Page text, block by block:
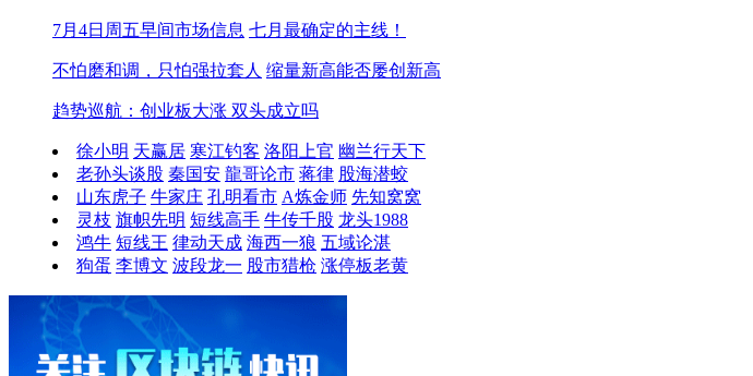
7月4日周五早间市场信息 七月最确定的主线！
不怕磨和调，只怕强拉套人 缩量新高能否屡创新高
趋势巡航：创业板大涨 双头成立吗
徐小明 天赢居 寒江钓客 洛阳上官 幽兰行天下
老孙头谈股 秦国安 龍哥论市 蒋律 股海潜蛟
山东虎子 牛家庄 孔明看市 A炼金师 先知窝窝
灵枝 旗帜先明 短线高手 牛传千股 龙头1988
鸿牛 短线王 律动天成 海西一狼 五域论湛
狗蛋 李博文 波段龙一 股市猎枪 涨停板老黄